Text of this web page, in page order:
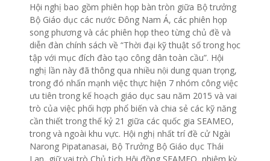
Hội nghị bao gồm phiên họp bàn tròn giữa Bộ trưởng
Bộ Giáo dục các nước Đông Nam Á, các phiên họp
song phương và các phiên họp theo từng chủ đề và
diễn đàn chính sách về “Thời đại kỹ thuật số trong học
tập với mục đích đào tạo công dân toàn cầu”. Hội
nghị lần này đã thông qua nhiều nội dung quan trọng,
trong đó nhấn mạnh việc thực hiện 7 nhóm công việc
ưu tiên trong kế hoạch giáo dục sau năm 2015 và vai
trò của việc phối hợp phổ biến và chia sẻ các kỹ năng
cần thiết trong thế kỷ 21 giữa các quốc gia SEAMEO,
trong và ngoài khu vực. Hội nghị nhất trí đề cử Ngài
Narong Pipatanasai, Bộ Trưởng Bộ Giáo dục Thái